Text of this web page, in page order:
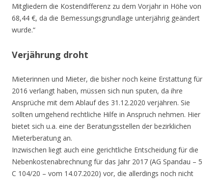
Mitgliedern die Kostendifferenz zu dem Vorjahr in Höhe von
68,44 €, da die Bemessungsgrundlage unterjährig geändert
wurde.“
Verjährung droht
Mieterinnen und Mieter, die bisher noch keine Erstattung für
2016 verlangt haben, müssen sich nun sputen, da ihre
Ansprüche mit dem Ablauf des 31.12.2020 verjähren. Sie
sollten umgehend rechtliche Hilfe in Anspruch nehmen. Hier
bietet sich u.a. eine der Beratungsstellen der bezirklichen
Mieterberatung an.
Inzwischen liegt auch eine gerichtliche Entscheidung für die
Nebenkostenabrechnung für das Jahr 2017 (AG Spandau – 5
C 104/20 – vom 14.07.2020) vor, die allerdings noch nicht